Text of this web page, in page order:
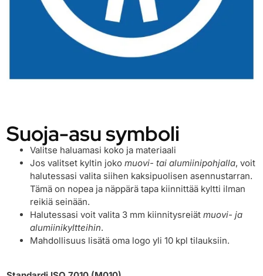
Suoja-asu symboli
Valitse haluamasi koko ja materiaali
Jos valitset kyltin jokomuovi- tai alumiinipohjalla, voit
halutessasi valita siihen kaksipuolisen asennustarran.
Tämä on nopea ja näppärä tapa kiinnittää kyltti ilman
reikiä seinään.
Halutessasi voit valita 3 mm kiinnitysreiätmuovi- ja
alumiinikyltteihin.
Mahdollisuus lisätä oma logo yli 10 kpl tilauksiin.